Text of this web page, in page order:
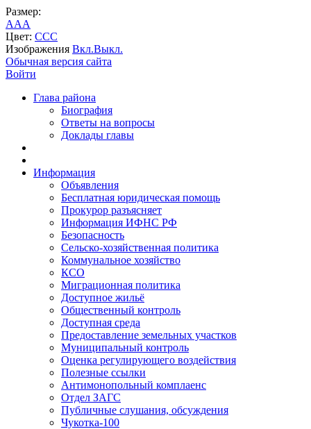
Размер:
AAA
Цвет: CCC
Изображения Вкл.Выкл.
Обычная версия сайта
Войти
Глава района
Биография
Ответы на вопросы
Доклады главы
Информация
Объявления
Бесплатная юридическая помощь
Прокурор разъясняет
Информация ИФНС РФ
Безопасность
Сельско-хозяйственная политика
Коммунальное хозяйство
КСО
Миграционная политика
Доступное жильё
Общественный контроль
Доступная среда
Предоставление земельных участков
Муниципальный контроль
Оценка регулирующего воздействия
Полезные ссылки
Антимонопольный комплаенс
Отдел ЗАГС
Публичные слушания, обсуждения
Чукотка-100